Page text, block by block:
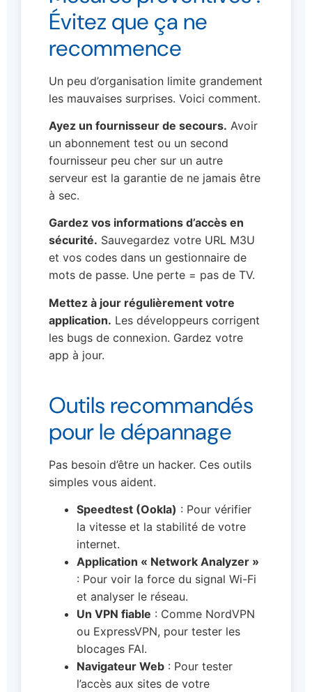
Évitez que ça ne
recommence
Un peu d’organisation limite grandement
les mauvaises surprises. Voici comment.
Ayez un fournisseur de secours. Avoir
un abonnement test ou un second
fournisseur peu cher sur un autre
serveur est la garantie de ne jamais être
à sec.
Gardez vos informations d’accès en
sécurité. Sauvegardez votre URL M3U
et vos codes dans un gestionnaire de
mots de passe. Une perte = pas de TV.
Mettez à jour régulièrement votre
application. Les développeurs corrigent
les bugs de connexion. Gardez votre
app à jour.
Outils recommandés
pour le dépannage
Pas besoin d’être un hacker. Ces outils
simples vous aident.
Speedtest (Ookla) : Pour vérifier
la vitesse et la stabilité de votre
internet.
Application « Network Analyzer »
: Pour voir la force du signal Wi-Fi
et analyser le réseau.
Un VPN fiable : Comme NordVPN
ou ExpressVPN, pour tester les
blocages FAI.
Navigateur Web : Pour tester
l’accès aux sites de votre